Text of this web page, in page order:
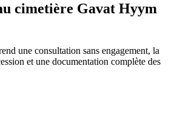
cimetière Gavat Hyym
une consultation sans engagement, la
et une documentation complète des